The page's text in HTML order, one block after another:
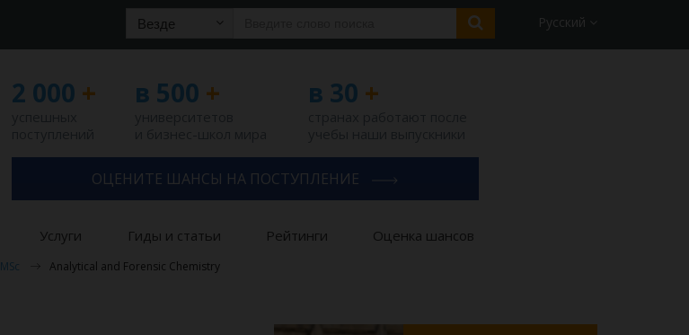
Везде Русский
2 000 + в 500 + в 30 +
ОЦЕНИТЕ ШАНСЫ НА ПОСТУПЛЕНИЕ
Услуги Гиды и статьи Рейтинги Оценка шансов
MSc Analytical and Forensic Chemistry